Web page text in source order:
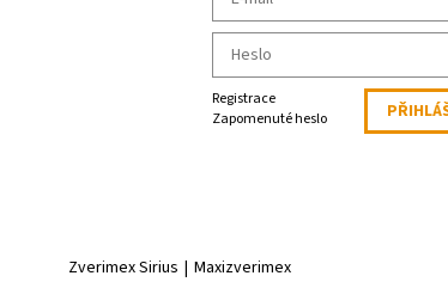
Registrace
Zapomenuté heslo
Zverimex Sirius | Maxizverimex